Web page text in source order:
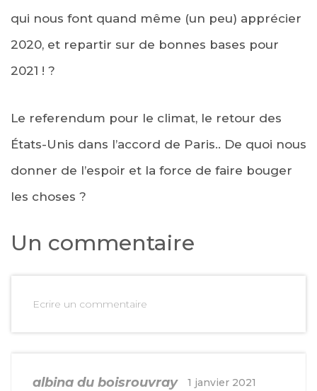
qui nous font quand même (un peu) apprécier
2020, et repartir sur de bonnes bases pour
2021 ! ?
Le referendum pour le climat, le retour des
États-Unis dans l’accord de Paris.. De quoi nous
donner de l’espoir et la force de faire bouger
les choses ?
Un commentaire
Ecrire un commentaire
albina du boisrouvray 1 janvier 2021